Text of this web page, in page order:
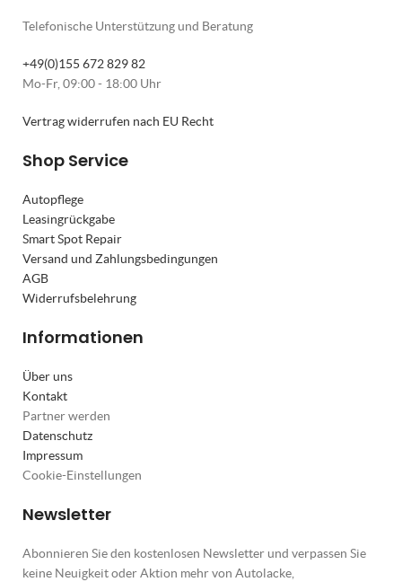
Telefonische Unterstützung und Beratung
+49(0)155 672 829 82
Mo-Fr, 09:00 - 18:00 Uhr
Vertrag widerrufen nach EU Recht
Shop Service
Autopflege
Leasingrückgabe
Smart Spot Repair
Versand und Zahlungsbedingungen
AGB
Widerrufsbelehrung
Informationen
Über uns
Kontakt
Partner werden
Datenschutz
Impressum
Cookie-Einstellungen
Newsletter
Abonnieren Sie den kostenlosen Newsletter und verpassen Sie
keine Neuigkeit oder Aktion mehr von Autolacke,